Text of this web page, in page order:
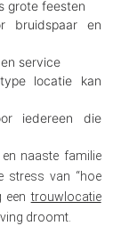
grote feesten
bruidspaar en
service
locatie kan
iedereen die
naaste familie
stress van “hoe
eentrouwlocatie
droomt.